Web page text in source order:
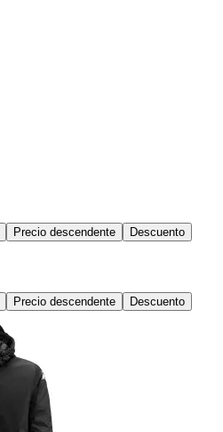
Precio descendente Descuento
Precio descendente Descuento